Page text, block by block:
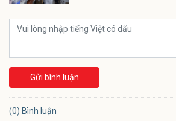
Gửi bình luận
(0) Bình luận